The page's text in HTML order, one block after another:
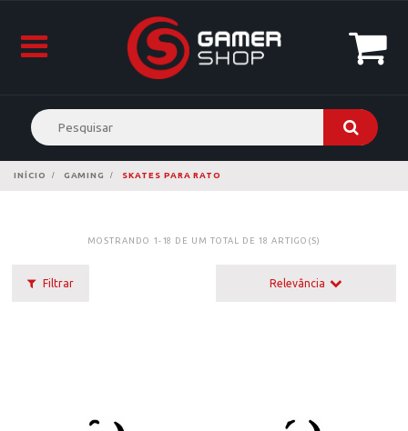
INÍCIO GAMING SKATES PARA RATO
Filtrar
MOSTRANDO 1-18 DE UM TOTAL DE 18 ARTIGO(S)